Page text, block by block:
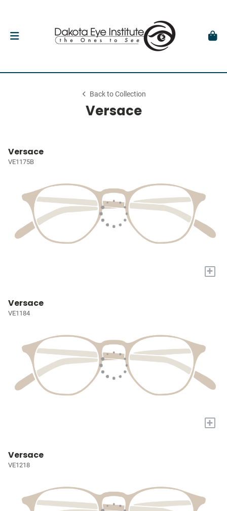
Back to Collection
Versace
Versace
VE1175B
+
Versace
VE1184
+
Versace
VE1218